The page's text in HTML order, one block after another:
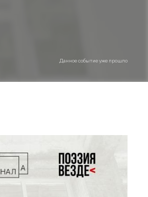
Данное событие уже прошло